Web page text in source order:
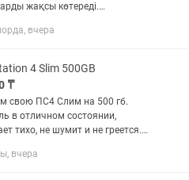
жақсы көтереді.
вчера
4 Slim 500GB
₸
свою ПС4 Слим на 500 гб.
в отличном состоянии,
тихо, не шумит и не греется.
отдаю сразу 2 геймпада
вчера